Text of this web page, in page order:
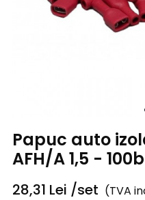
Papuc auto
AFH/A 1,5 -
28,31 Lei /set (TVA